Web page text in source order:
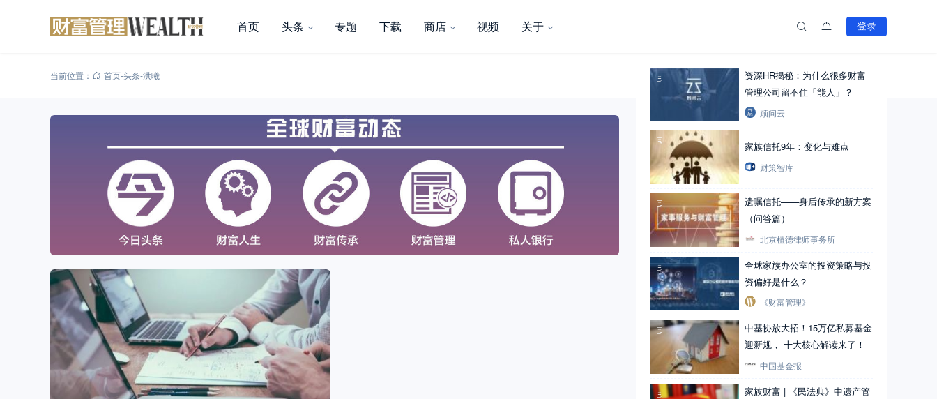
首页 头条 专题 下载 商店 视频 关于 登录
当前位置： 首页-头条-洪曦
文章 下载
资深HR揭秘：为什么很多财富
管理公司留不住「能人」？
顾问云
家族信托9年：变化与难点
财策智库
遗嘱信托——身后传承的新方案
（问答篇）
北京植德律师事务所
全球家族办公室的投资策略与投
资偏好是什么？
《财富管理》
中基协放大招！15万亿私募基金
迎新规， 十大核心解读来了！
中国基金报
家族财富 | 《民法典》中遗产管